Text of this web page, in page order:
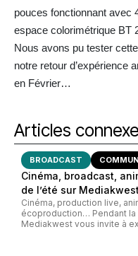
pouces fonctionnant avec
espace colorimétrique BT
Nous avons pu tester
notre retour d’expérience
en Février…
Articles
BROADCAST
Cinéma, broadcast,
de l’été sur Mediakwest
Cinéma, production live,
écoproduction… Pendant
Mediakwest vous invite à